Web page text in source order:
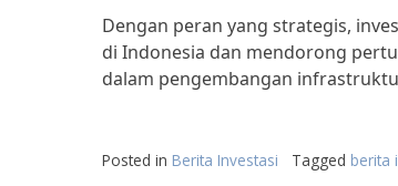
Dengan peran yang strategis,
di Indonesia dan mendorong
dalam pengembangan
Posted in Berita Investasi Tagged berita